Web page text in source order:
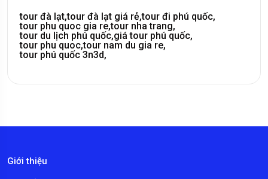
tour đà lạt,tour đà lạt giá rẻ,tour đi phú quốc,
tour phu quoc gia re,tour nha trang,
tour du lịch phú quốc,giá tour phú quốc,
tour phu quoc,tour nam du gia re,
tour phú quốc 3n3d,
Giới thiệu